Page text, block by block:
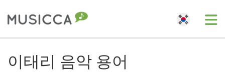
이태리 음악 용어